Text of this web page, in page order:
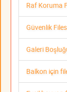
Raf Koruma
Güvenlik
Galeri
Balkon için